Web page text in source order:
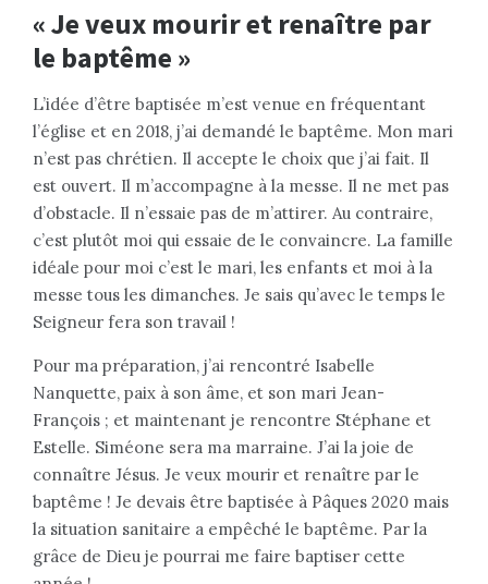
« Je veux mourir et renaître par
le baptême »
L’idée d’être baptisée m’est venue en fréquentant
l’église et en 2018, j’ai demandé le baptême. Mon mari
n’est pas chrétien. Il accepte le choix que j’ai fait. Il
est ouvert. Il m’accompagne à la messe. Il ne met pas
d’obstacle. Il n’essaie pas de m’attirer. Au contraire,
c’est plutôt moi qui essaie de le convaincre. La famille
idéale pour moi c’est le mari, les enfants et moi à la
messe tous les dimanches. Je sais qu’avec le temps le
Seigneur fera son travail !
Pour ma préparation, j’ai rencontré Isabelle
Nanquette, paix à son âme, et son mari Jean-
François ; et maintenant je rencontre Stéphane et
Estelle. Siméone sera ma marraine. J’ai la joie de
connaître Jésus. Je veux mourir et renaître par le
baptême ! Je devais être baptisée à Pâques 2020 mais
la situation sanitaire a empêché le baptême. Par la
grâce de Dieu je pourrai me faire baptiser cette